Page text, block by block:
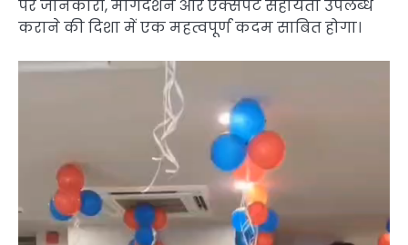
पर जानकारी, मार्गदर्शन और एक्सपर्ट सहायता उपलब्ध
कराने की दिशा में एक महत्वपूर्ण कदम साबित होगा।